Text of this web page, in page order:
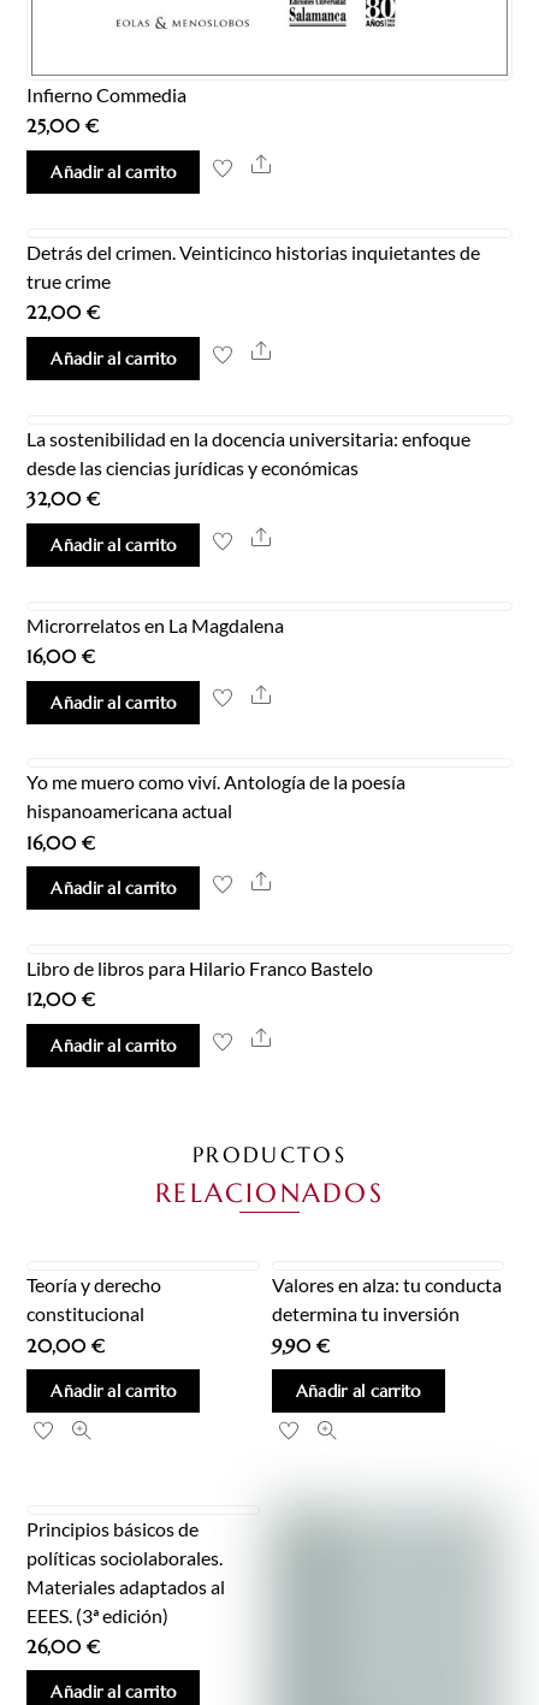
Infierno Commedia
25,00€
Añadir al carrito Share
Detrás del crimen. Veinticinco historias inquietantes de
true crime
22,00€
Añadir al carrito Share
La sostenibilidad en la docencia universitaria: enfoque
desde las ciencias jurídicas y económicas
32,00€
Añadir al carrito Share
Microrrelatos en La Magdalena
16,00€
Añadir al carrito Share
Yo me muero como viví. Antología de la poesía
hispanoamericana actual
16,00€
Añadir al carrito Share
Libro de libros para Hilario Franco Bastelo
12,00€
Añadir al carrito Share
PRODUCTOS
RELACIONADOS
Teoría y derecho
constitucional
20,00€
Añadir al carrito
Valores en alza: tu conducta
determina tu inversión
9,90€
Añadir al carrito
Principios básicos de
políticas sociolaborales.
Materiales adaptados al
EEES. (3ª edición)
26,00€
Añadir al carrito